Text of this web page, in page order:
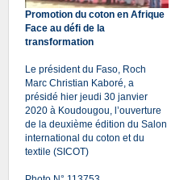
Promotion du coton en Afrique
Face au défi de la
transformation
Le président du Faso, Roch
Marc Christian Kaboré, a
présidé hier jeudi 30 janvier
2020 à Koudougou, l’ouverture
de la deuxième édition du Salon
international du coton et du
textile (SICOT)